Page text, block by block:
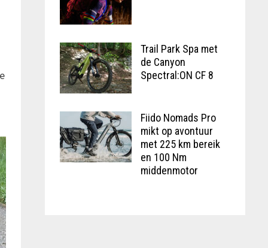
Trail Park Spa met
de Canyon
Spectral:ON CF 8
Fiido Nomads Pro
mikt op avontuur
met 225 km bereik
en 100 Nm
middenmotor